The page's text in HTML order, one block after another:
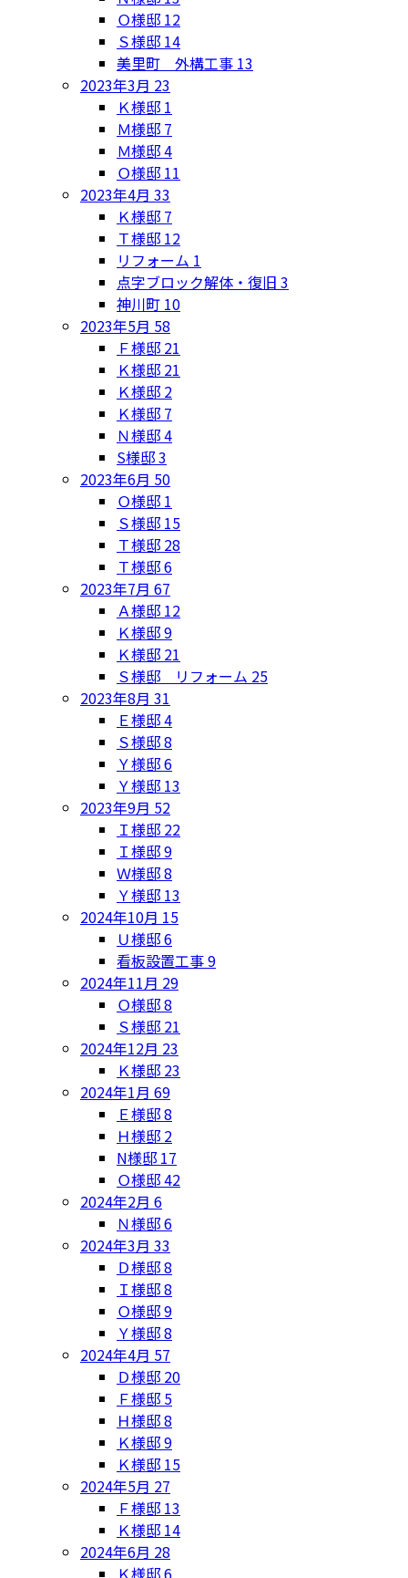
Ｏ様邸 12
Ｓ様邸 14
美里町 外構工事 13
2023年3月 23
Ｋ様邸 1
Ｍ様邸 7
Ｍ様邸4
Ｏ様邸 11
2023年4月 33
Ｋ様邸 7
Ｔ様邸 12
リフォーム 1
点字ブロック解体・復旧 3
神川町 10
2023年5月 58
Ｆ様邸 21
Ｋ様邸 21
Ｋ様邸 2
Ｋ様邸 7
Ｎ様邸4
S様邸3
2023年6月 50
Ｏ様邸 1
Ｓ様邸 15
Ｔ様邸 28
Ｔ様邸6
2023年7月 67
Ａ様邸 12
Ｋ様邸9
Ｋ様邸 21
Ｓ様邸 リフォーム 25
2023年8月 31
Ｅ様邸4
Ｓ様邸8
Ｙ様邸6
Ｙ様邸 13
2023年9月 52
Ｉ様邸 22
Ｉ様邸9
Ｗ様邸8
Ｙ様邸 13
2024年10月 15
Ｕ様邸6
看板設置工事9
2024年11月 29
Ｏ様邸8
Ｓ様邸 21
2024年12月 23
Ｋ様邸 23
2024年1月 69
Ｅ様邸8
Ｈ様邸 2
N様邸 17
Ｏ様邸42
2024年2月 6
Ｎ様邸6
2024年3月 33
Ｄ様邸8
Ｉ様邸8
Ｏ様邸9
Ｙ様邸8
2024年4月 57
Ｄ様邸 20
Ｆ様邸 5
Ｈ様邸8
Ｋ様邸9
Ｋ様邸 15
2024年5月 27
Ｆ様邸 13
Ｋ様邸 14
2024年6月 28
Ｋ様邸6